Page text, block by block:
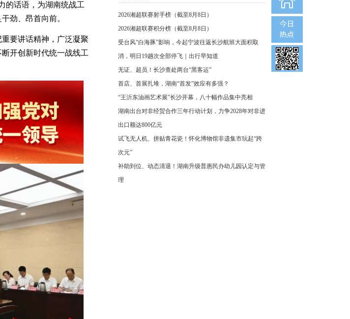
的话语，为湖南统战工
劲、昂首向前。
要讲话精神，广泛凝聚
开创新时代统一战线工
2026湘超联赛射手榜（截至8月8日）
2026湘超联赛积分榜（截至8月8日）
受台风“白海豚”影响，今起宁波往返长沙航班大面积取
消，明日19趟次全部停飞｜出行早知道
无证、超员！长沙查处两台“黑客运”
首店、首展扎堆，湖南“首发”效应有多强？
“王沂东油画艺术展”长沙开幕，八十幅作品集中亮相
湖南出台对非经贸合作三年行动计划，力争2028年对非进
出口额达800亿元
试飞无人机、拼贴青花瓷！怀化博物馆非遗集市玩起“跨
次元”
补助到位、动态清退！湖南升级普惠民办幼儿园认定与管
理